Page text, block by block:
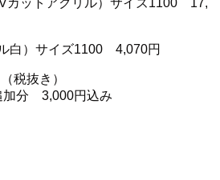
カットアクリル）サイズ1100 17,
白）サイズ1100 4,070円
税抜き）
加分 3,000円込み